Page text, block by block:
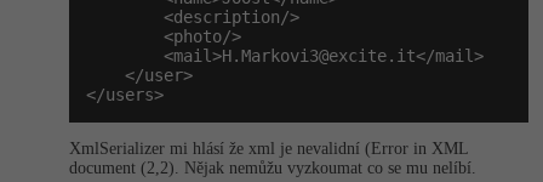
ASP.NET MVC
Django
Best practices
MS-SQL
SQLite
3D grafik
Databázový analytik
VB.NET
Návrh SW -80%
        <description/>
        <photo/>
        <mail>
H.Markovi3@excite.it</mail>
    </user>
</users>
XmlSerializer mi hlásí že xml je nevalidní (Error in XML
document (2,2). Nějak nemůžu vyzkoumat co se mu nelíbí.